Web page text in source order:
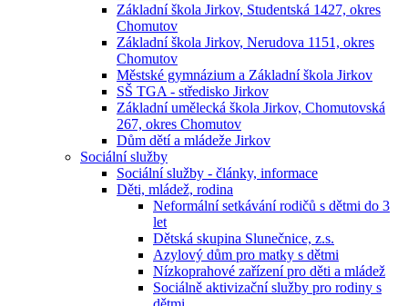
Základní škola Jirkov, Studentská 1427, okres
Chomutov
Základní škola Jirkov, Nerudova 1151, okres
Chomutov
Městské gymnázium a Základní škola Jirkov
SŠ TGA - středisko Jirkov
Základní umělecká škola Jirkov, Chomutovská
267, okres Chomutov
Dům dětí a mládeže Jirkov
Sociální služby
Sociální služby - články, informace
Děti, mládež, rodina
Neformální setkávání rodičů s dětmi do 3
let
Dětská skupina Slunečnice, z.s.
Azylový dům pro matky s dětmi
Nízkoprahové zařízení pro děti a mládež
Sociálně aktivizační služby pro rodiny s